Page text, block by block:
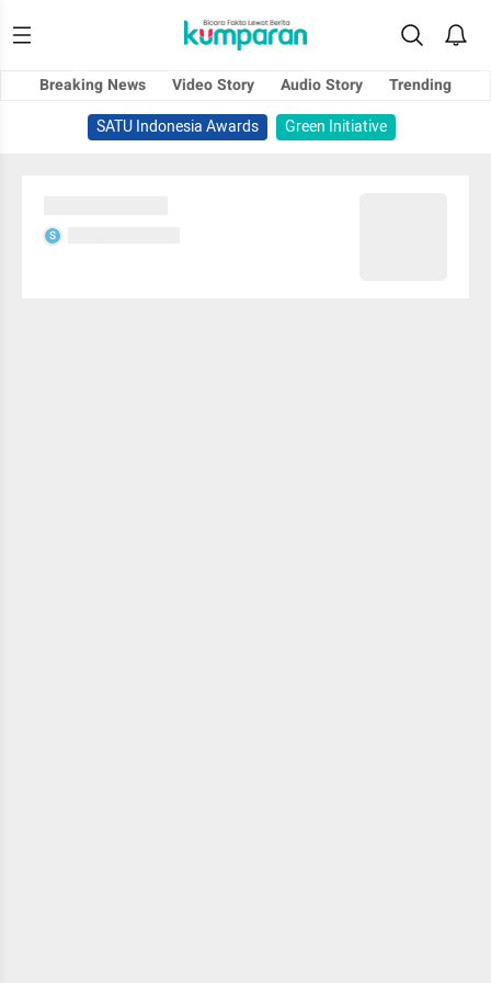
Breaking News Video Story Audio Story
Trending
SATU Indonesia Awards
Green Initiative
S